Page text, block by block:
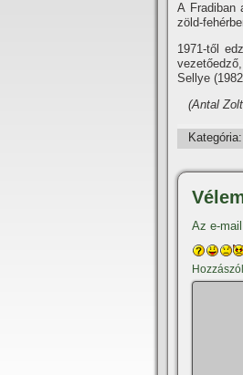
A Fradiban
zöld-
1971-től
Sellye
(Antal
Kategória:
Az e-